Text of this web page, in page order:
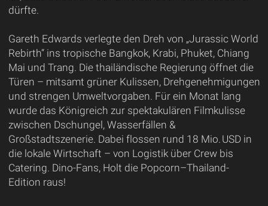
dürfte.
Gareth Edwards verlegte den Dreh von „Jurassic World
Rebirth“ ins tropische Bangkok, Krabi, Phuket, Chiang
Mai und Trang. Die thailändische Regierung öffnet die
Türen – mitsamt grüner Kulissen, Drehgenehmigungen
und strengen Umweltvorgaben. Für ein Monat lang
wurde das Königreich zur spektakulären Filmkulisse
zwischen Dschungel, Wasserfällen &
Großstadtszenerie. Dabei flossen rund 18 Mio. USD in
die lokale Wirtschaft – von Logistik über Crew bis
Catering. Dino-Fans, Holt die Popcorn–Thailand-
Edition raus!